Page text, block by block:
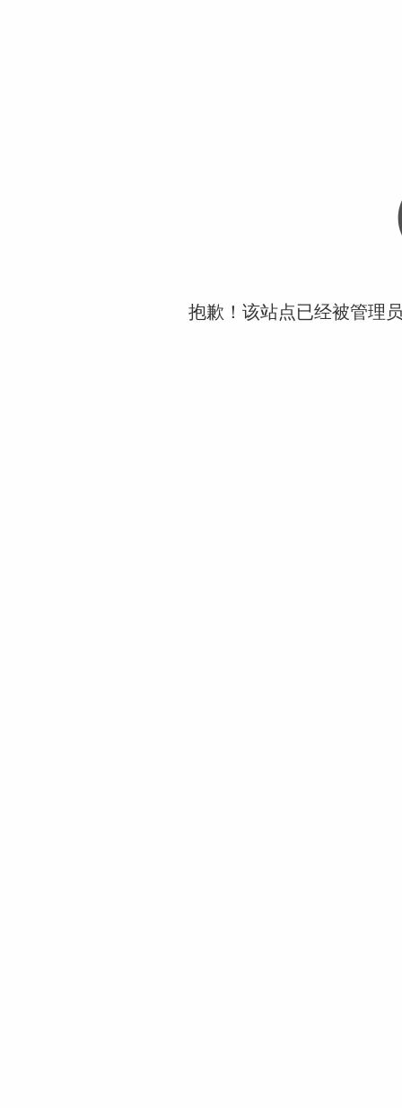
抱歉！该站点已经被管理